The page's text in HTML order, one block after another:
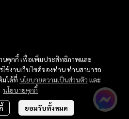
นคุกกี้ เพื่อเพิ่มประสิทธิภาพและ
ช้งานเว็บไซต์ของท่าน ท่านสามารถ
มได้ที่ นโยบายความเป็นส่วนตัว และ
นโยบายคุกกี้
ยอมรับทั้งหมด